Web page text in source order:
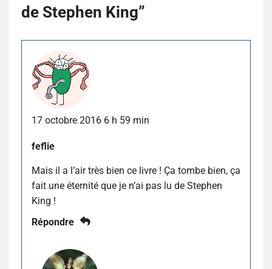
de Stephen King”
17 octobre 2016 6 h 59 min
feflie
Mais il a l’air très bien ce livre ! Ça tombe bien, ça
fait une éternité que je n’ai pas lu de Stephen
King !
Répondre